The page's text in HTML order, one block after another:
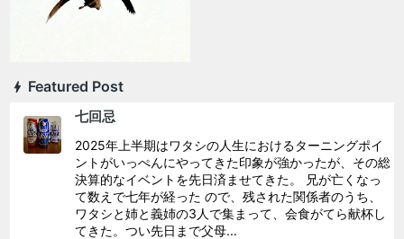
Featured Post
七回忌
2025年上半期はワタシの人生におけるターニングポイ
ントがいっぺんにやってきた印象が強かったが、その総
決算的なイベントを先日済ませてきた。 兄が亡くなっ
て数えで七年が経った ので、残された関係者のうち、
ワタシと姉と義姉の3人で集まって、会食がてら献杯し
てきた。つい先日まで父母...